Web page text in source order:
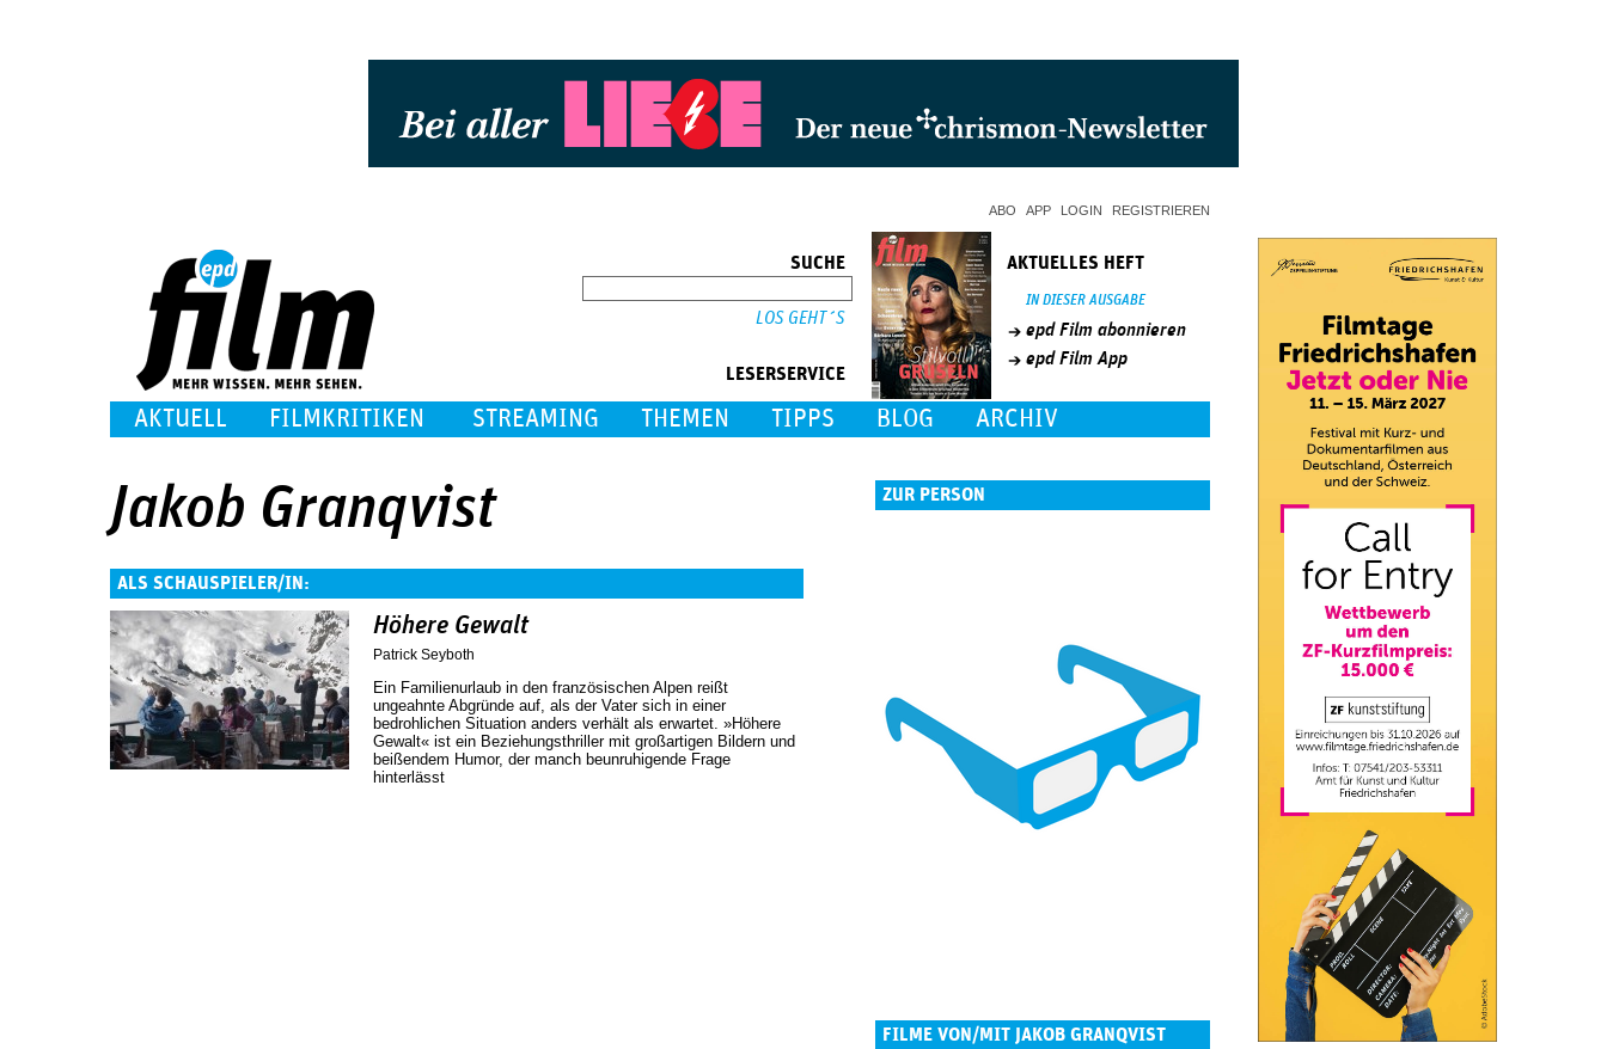
ABO APP LOGIN REGISTRIEREN
SUCHE
LESERSERVICE
AKTUELLES HEFT
IN DIESER AUSGABE
epd Film abonnieren
epd Film App
AKTUELL FILMKRITIKEN STREAMING THEMEN TIPPS BLOG ARCHIV
Jakob Granqvist
ALS SCHAUSPIELER/IN:
Höhere Gewalt
Patrick Seyboth
Ein Familienurlaub in den französischen Alpen reißt
ungeahnte Abgründe auf, als der Vater sich in einer
bedrohlichen Situation anders verhält als erwartet. »Höhere
Gewalt« ist ein Beziehungsthriller mit großartigen Bildern und
beißendem Humor, der manch beunruhigende Frage
hinterlässt
ZUR PERSON
FILME VON/MIT JAKOB GRANQVIST